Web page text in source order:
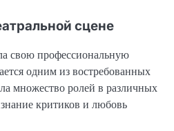
сцене
свою профессиональную
одним из востребованных
множество ролей в различных
критиков и любовь